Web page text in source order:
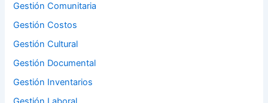
Gestión Comunitaria
Gestión Costos
Gestión Cultural
Gestión Documental
Gestión Inventarios